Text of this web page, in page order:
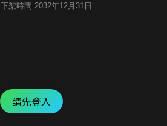
下架時間 2032年12月31日
請先登入